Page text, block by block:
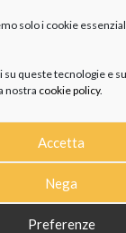
solo i cookie
queste tecnologie e
nostra cookie policy.
Accetta
Nega
Preferenze